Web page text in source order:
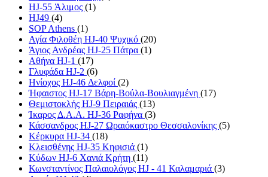
HJ-55 Άλιμος (1)
HJ49 (4)
SOP Athens (1)
Αγία Φιλοθέη HJ-40 Ψυχικό (20)
Άγιος Ανδρέας HJ-25 Πάτρα (1)
Αθήνα HJ-1 (17)
Γλυφάδα HJ-2 (6)
Ηνίοχος HJ-46 Δελφοί (2)
Ήφαιστος HJ-17 Βάρη-Βούλα-Βουλιαγμένη (17)
Θεμιστοκλής HJ-9 Πειραιάς (13)
Ίκαρος Δ.Α.Α. HJ-36 Ραφήνα (3)
Κάσσανδρος HJ-27 Ωραιόκαστρο Θεσσαλονίκης (5)
Κέρκυρα HJ-34 (18)
Κλεισθένης HJ-35 Κηφισιά (1)
Κύδων HJ-6 Χανιά Κρήτη (11)
Κωνσταντίνος Παλαιολόγος HJ - 41 Καλαμαριά (3)